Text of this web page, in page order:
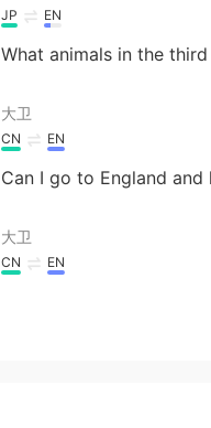
JP EN
What animals in the
大卫
CN EN
Can I go to England
大卫
CN EN